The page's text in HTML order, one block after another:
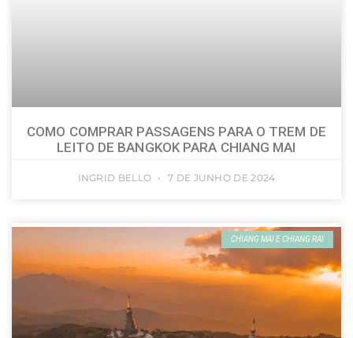
COMO COMPRAR PASSAGENS PARA O TREM DE
LEITO DE BANGKOK PARA CHIANG MAI
INGRID BELLO 7 DE JUNHO DE 2024
CHIANG MAI E CHIANG RAI